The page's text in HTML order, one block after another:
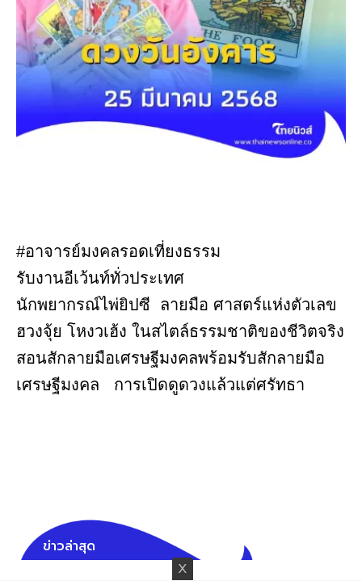
#อาจารย์มงคลรอดเที่ยงธรรม
รับงานอีเว้นท์ทั่วประเทศ
นักพยากรณ์ไพ่ยิปซี ลายมือ ศาสตร์แห่งตัวเลข
ฮวงจุ้ย โหงวเฮ้ง ในสไตล์ธรรมชาติของชีวิตจริง
สอนสักลายมือเศรษฐีมงคลพร้อมรับสักลายมือ
เศรษฐีมงคล การเปิดดูดวงแล้วแต่ศรัทธา
ข่าวล่าสุด